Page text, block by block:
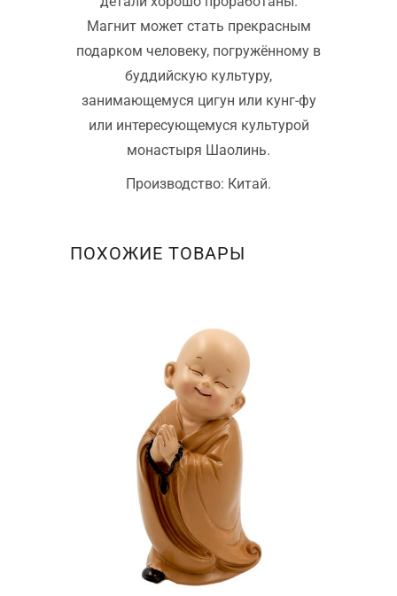
Магнит может стать прекрасным
подарком человеку, погружённому в
буддийскую культуру,
занимающемуся цигун или кунг-фу
или интересующемуся культурой
монастыря Шаолинь.
Производство: Китай.
ПОХОЖИЕ ТОВАРЫ